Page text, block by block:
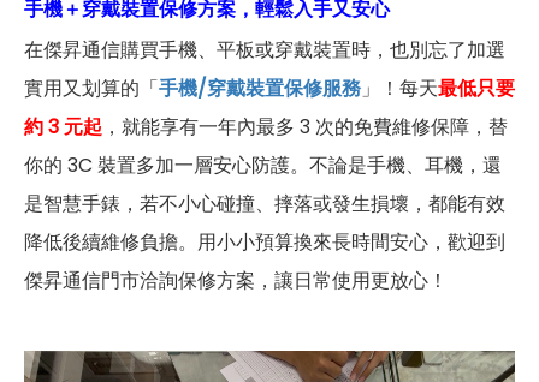
手機＋穿戴裝置保修方案，輕鬆入手又安心
在傑昇通信購買手機、平板或穿戴裝置時，也別忘了加選
實用又划算的「手機/穿戴裝置保修服務 」！每天最低只要
約 3 元起 ，就能享有一年內最多 3 次的免費維修保障，替
你的 3C 裝置多加一層安心防護。不論是手機、耳機，還
是智慧手錶，若不小心碰撞、摔落或發生損壞，都能有效
降低後續維修負擔。用小小預算換來長時間安心，歡迎到
傑昇通信門市洽詢保修方案，讓日常使用更放心！